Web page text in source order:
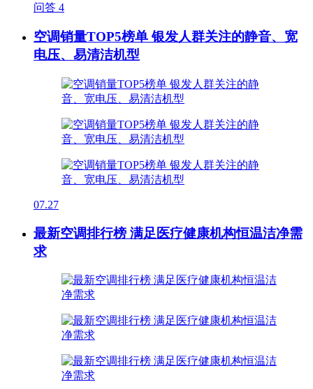
问答 4
空调销量TOP5榜单 银发人群关注的静音、宽
电压、易清洁机型
07.27
最新空调排行榜 满足医疗健康机构恒温洁净需
求